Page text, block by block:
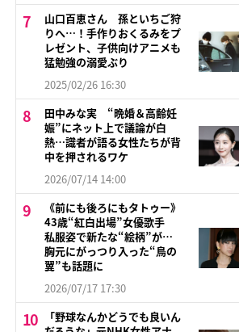
山口百恵さん 孫といちご狩
りへ…！手作りおくるみをプ
レゼント、子供向けアニメも
猛勉強の溺愛ぶり
2025/02/26 16:30
田中みな実 “晩婚＆高齢妊
娠”にネット上で議論が白
熱…識者が語る女性たちが背
中を押されるワケ
2026/07/14 14:00
《前にも後ろにもタトゥー》
43歳“紅白出場”女優歌手
私服姿で新たな“絵柄”が…
胸元にがっつり入った“鳥の
翼”も話題に
2026/07/17 17:30
「野球なんかどうでも良いん